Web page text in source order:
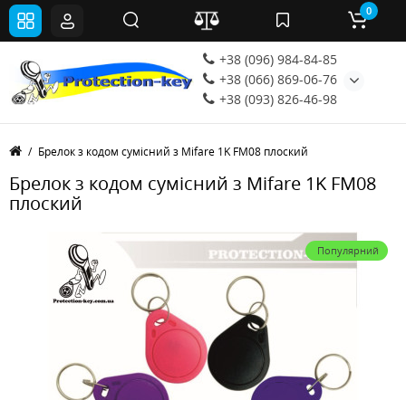
+38 (096) 984-84-85
+38 (066) 869-06-76
+38 (093) 826-46-98
0
Брелок з кодом сумісний з Mifare 1K FM08 плоский
Брелок з кодом сумісний з Mifare 1K FM08
плоский
Популярний